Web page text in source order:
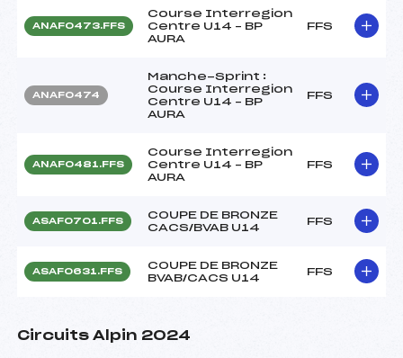
ANAF0473.FFS
Course Interregion
Centre U14 – BP
AURA
FFS
ANAF0474
Manche-Sprint :
Course Interregion
Centre U14 – BP
AURA
FFS
ANAF0481.FFS
Course Interregion
Centre U14 – BP
AURA
FFS
ASAF0701.FFS
COUPE DE BRONZE
CACS/BVAB U14
FFS
ASAF0631.FFS
COUPE DE BRONZE
BVAB/CACS U14
FFS
Circuits Alpin 2024